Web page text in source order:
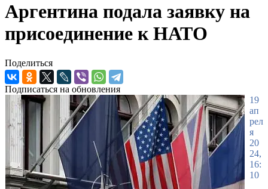
Аргентина подала заявку на
присоединение к НАТО
Поделиться
Подписаться на обновления
19
ап
рел
я
20
24,
16:
10